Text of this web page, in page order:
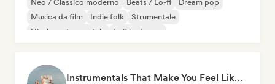
Neo / Classico moderno Beats / Lo-fi
Dream pop
Musica da film
Indie folk
Strumentale
Hip-hop strumentale
Lofi bedroom
Instrumentals That Make You Feel Like Floating